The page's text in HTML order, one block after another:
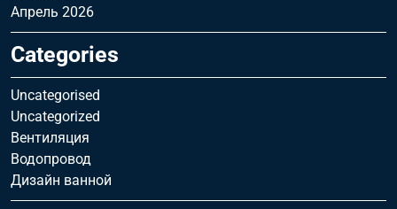
Апрель 2026
Categories
Uncategorised
Uncategorized
Вентиляция
Водопровод
Дизайн ванной